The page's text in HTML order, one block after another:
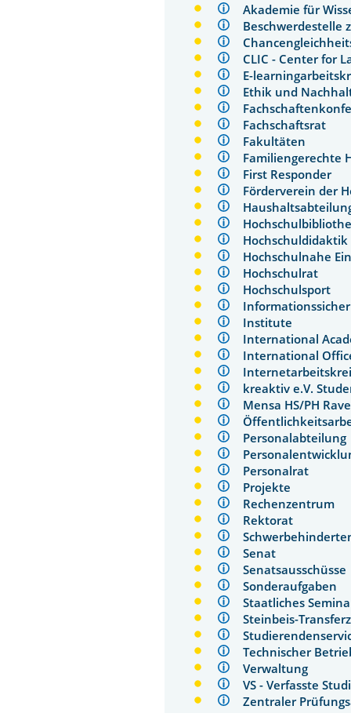
Akademie für
Beschwerdestelle
CLIC - Center for
E-
Ethik und
Fachschaftsrat
Fakultäten
First Responder
Förderverein der
Hochschulnahe
Hochschulrat
Hochschulsport
Institute
International
International
kreaktiv e.V.
Mensa HS/PH
Personalrat
Projekte
Rechenzentrum
Rektorat
Senat
Sonderaufgaben
Staatliches
Steinbeis-
Technischer
Verwaltung
VS - Verfasste
Zentraler